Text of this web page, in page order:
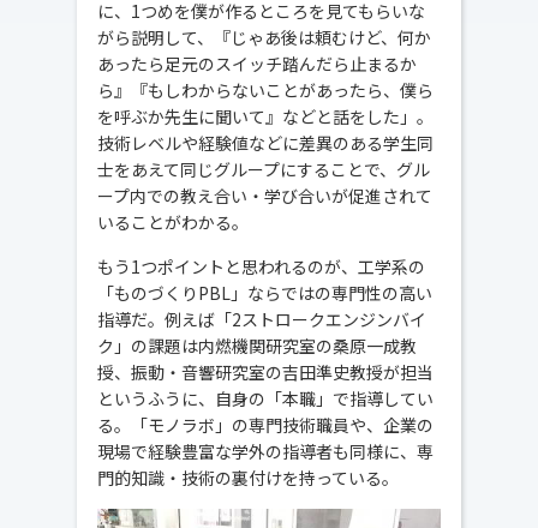
に、1つめを僕が作るところを見てもらいな
がら説明して、『じゃあ後は頼むけど、何か
あったら足元のスイッチ踏んだら止まるか
ら』『もしわからないことがあったら、僕ら
を呼ぶか先生に聞いて』などと話をした」。
技術レベルや経験値などに差異のある学生同
士をあえて同じグループにすることで、グル
ープ内での教え合い・学び合いが促進されて
いることがわかる。
もう1つポイントと思われるのが、工学系の
「ものづくりPBL」ならではの専門性の高い
指導だ。例えば「2ストロークエンジンバイ
ク」の課題は内燃機関研究室の桑原一成教
授、振動・音響研究室の吉田準史教授が担当
というふうに、自身の「本職」で指導してい
る。「モノラボ」の専門技術職員や、企業の
現場で経験豊富な学外の指導者も同様に、専
門的知識・技術の裏付けを持っている。